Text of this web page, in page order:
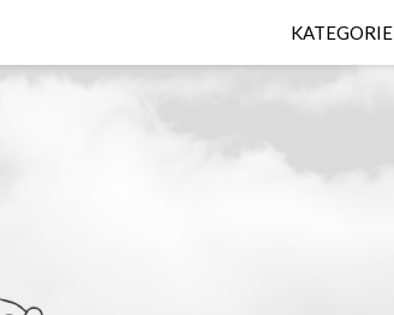
KATEGORIE